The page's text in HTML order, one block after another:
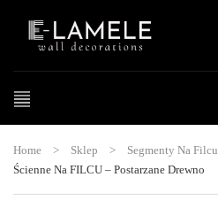
Home > Sklep > Segmenty Na Filcu
Ścienne Na FILCU – Postarzane Drewno